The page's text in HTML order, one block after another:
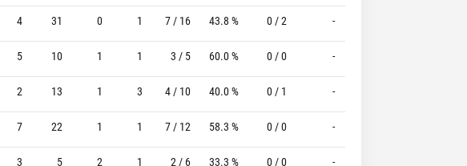
4 31 0 1 7 / 16 43.8 % 0 / 2 -
5 10 1 1 3 / 5 60.0 % 0 / 0 -
2 13 1 3 4 / 10 40.0 % 0 / 1 -
7 22 1 1 7 / 12 58.3 % 0 / 0 -
3 5 2 1 2 / 6 33.3 % 0 / 0 -